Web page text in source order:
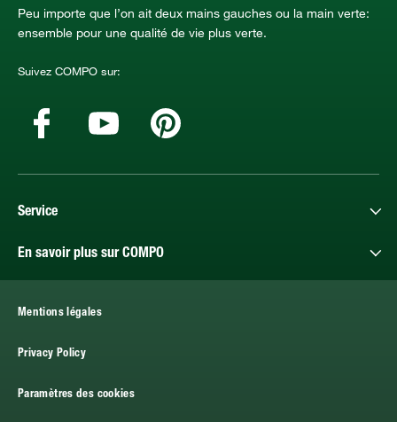
Peu importe que l’on ait deux mains gauches ou la main verte:
ensemble pour une qualité de vie plus verte.
Suivez COMPO sur:
Service
En savoir plus sur COMPO
Mentions légales
Privacy Policy
Paramètres des cookies